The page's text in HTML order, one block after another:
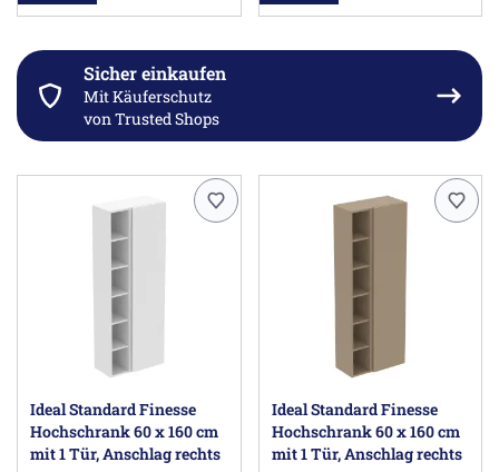
Sicher einkaufen
Mit Käuferschutz
von Trusted Shops
Ideal Standard Finesse
Hochschrank 60 x 160 cm
mit 1 Tür, Anschlag rechts
Ideal Standard Finesse
Hochschrank 60 x 160 cm
mit 1 Tür, Anschlag rechts